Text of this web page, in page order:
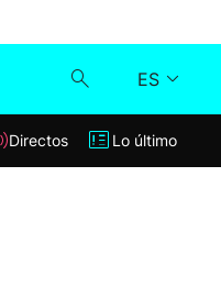
ES
Klisk
Directos Lo último